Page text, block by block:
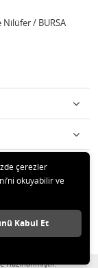
/ BURSA
çerezler
okuyabilir ve
Kabul Et